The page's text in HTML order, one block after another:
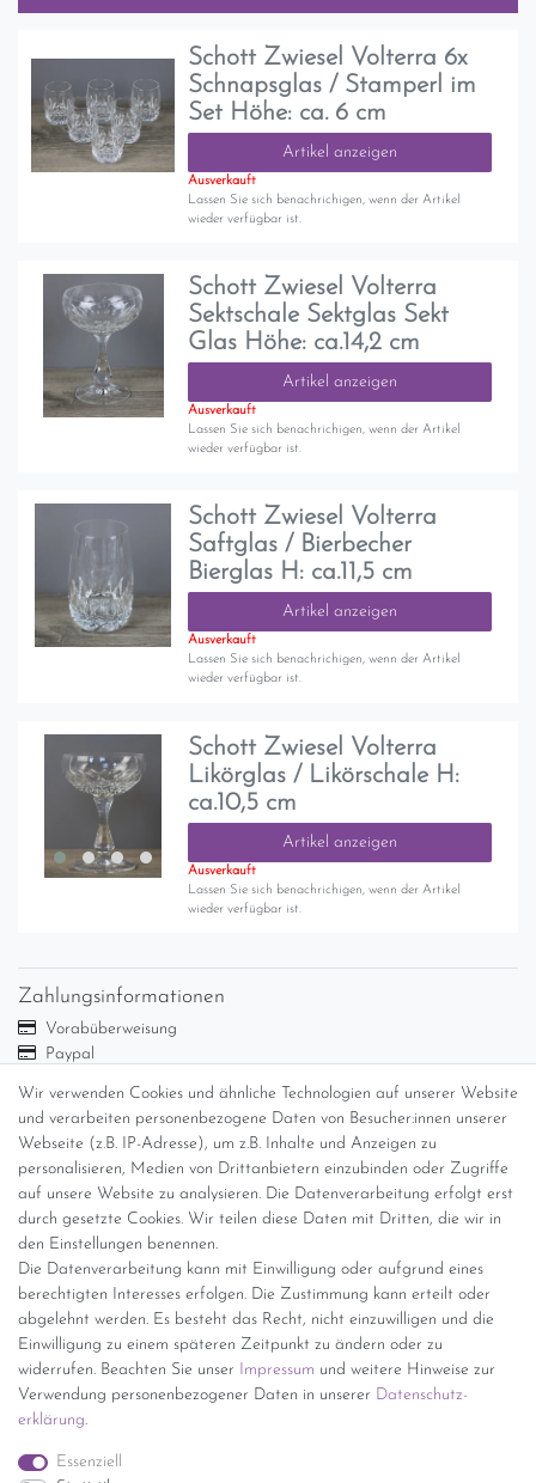
Schott Zwiesel Volterra 6x
Schnapsglas / Stamperl im
Set Höhe: ca. 6 cm
Artikel anzeigen
Ausverkauft
Lassen Sie sich benachrichigen, wenn der Artikel
wieder verfügbar ist.
Schott Zwiesel Volterra
Sektschale Sektglas Sekt
Glas Höhe: ca.14,2 cm
Artikel anzeigen
Ausverkauft
Lassen Sie sich benachrichigen, wenn der Artikel
wieder verfügbar ist.
Schott Zwiesel Volterra
Saftglas / Bierbecher
Bierglas H: ca.11,5 cm
Artikel anzeigen
Ausverkauft
Lassen Sie sich benachrichigen, wenn der Artikel
wieder verfügbar ist.
Schott Zwiesel Volterra
Likörglas / Likörschale H:
ca.10,5 cm
Artikel anzeigen
Ausverkauft
Lassen Sie sich benachrichigen, wenn der Artikel
wieder verfügbar ist.
Wir verwenden Cookies und ähnliche Technologien auf unserer Website
und verarbeiten personenbezogene Daten von Besucher:innen unserer
Webseite (z.B. IP-Adresse), um z.B. Inhalte und Anzeigen zu
personalisieren, Medien von Drittanbietern einzubinden oder Zugriffe
auf unsere Website zu analysieren. Die Datenverarbeitung erfolgt erst
durch gesetzte Cookies. Wir teilen diese Daten mit Dritten, die wir in
den Einstellungen benennen.
Die Datenverarbeitung kann mit Einwilligung oder aufgrund eines
berechtigten Interesses erfolgen. Die Zustimmung kann erteilt oder
abgelehnt werden. Es besteht das Recht, nicht einzuwilligen und die
Einwilligung zu einem späteren Zeitpunkt zu ändern oder zu
widerrufen. Beachten Sie unser Impressum und weitere Hinweise zur
Verwendung personenbezogener Daten in unserer Daten­schutz­
erklärung.
Essenziell
Zahlungsinformationen
Vorabüberweisung
Paypal
Versandinformationen
Versand per GLS (6,90 Euro) oder DHL (8,49 Euro ) inkl. MwSt.
(innerhalb Deutschlands)
kostenfreie Lieferung ab 150 Euro Warenwert (innerhalb
Deutschlands)
Übersicht Internationale Versandkosten
Wir kaufen an
Sie haben zuviel Porzellan im Schrank? Gerne kaufen wir dieses an.
Einfach unverbindliches Angebot anfordern.
*Endpreis inkl. MwSt. (Dieser Artikel unterliegt gem. § 25a